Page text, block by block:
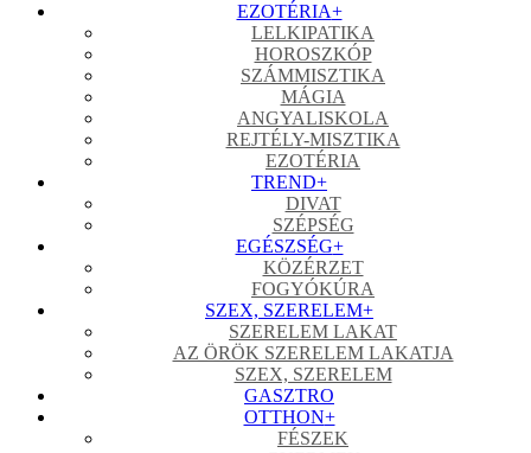
EZOTÉRIA+
LELKIPATIKA
HOROSZKÓP
SZÁMMISZTIKA
MÁGIA
ANGYALISKOLA
REJTÉLY-MISZTIKA
EZOTÉRIA
TREND+
DIVAT
SZÉPSÉG
EGÉSZSÉG+
KÖZÉRZET
FOGYÓKÚRA
SZEX, SZERELEM+
SZERELEM LAKAT
AZ ÖRÖK SZERELEM LAKATJA
SZEX, SZERELEM
GASZTRO
OTTHON+
FÉSZEK